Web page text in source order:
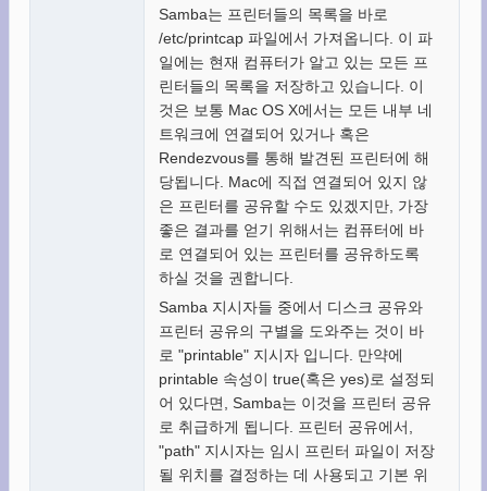
Samba는 프린터들의 목록을 바로
/etc/printcap 파일에서 가져옵니다. 이 파
일에는 현재 컴퓨터가 알고 있는 모든 프
린터들의 목록을 저장하고 있습니다. 이
것은 보통 Mac OS X에서는 모든 내부 네
트워크에 연결되어 있거나 혹은
Rendezvous를 통해 발견된 프린터에 해
당됩니다. Mac에 직접 연결되어 있지 않
은 프린터를 공유할 수도 있겠지만, 가장
좋은 결과를 얻기 위해서는 컴퓨터에 바
로 연결되어 있는 프린터를 공유하도록
하실 것을 권합니다.
Samba 지시자들 중에서 디스크 공유와
프린터 공유의 구별을 도와주는 것이 바
로 "printable" 지시자 입니다. 만약에
printable 속성이 true(혹은 yes)로 설정되
어 있다면, Samba는 이것을 프린터 공유
로 취급하게 됩니다. 프린터 공유에서,
"path" 지시자는 임시 프린터 파일이 저장
될 위치를 결정하는 데 사용되고 기본 위